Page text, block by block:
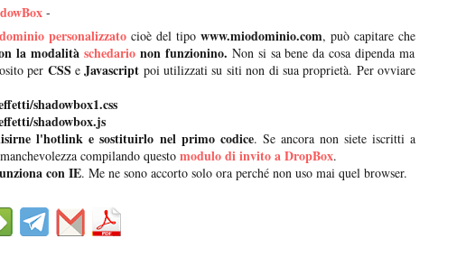
-
dominio personalizzatocioè del tipo www.miodominio.com, può capitare che
la modalitàschedario non funzionino. Non si sa bene da cosa dipenda ma
per CSSeJavascript poi utilizzati su siti non di sua proprietà. Per ovviare
shadowbox1.css
shadowbox.js
l'hotlink e sostituirlo nel primo codice. Se ancora non siete iscritti a
compilando questo modulo di invito a DropBox.
con IE. Me ne sono accorto solo ora perché non uso mai quel browser.